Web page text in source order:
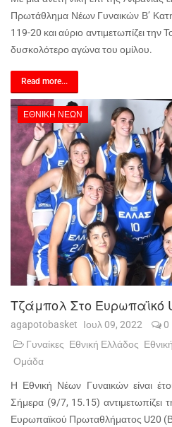
Πρωτάθλημα Νέων Γυναικών Β’
119-20 και αύριο αντιμετωπίζει
δυσκολότερο αγώνα του ομίλου.
Read more...
ΕΘΝΙΚΉ ΝΈΩΝ
Τζάμπολ Στο Ευρωπαϊκό
agapotobasket Ιουλ 09, 2022
0
Γυναίκες Εθνική Ελλάδος
Ομάδα
Η Εθνική Νέων Γυναικών είναι
Σήμερα (9/7, 15.15) αντιμετωπίζει
Ευρωπαϊκού Πρωταθλήματος U20